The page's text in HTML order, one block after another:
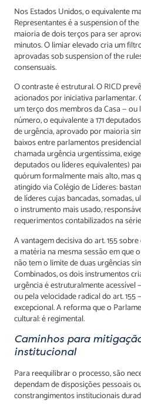
Nos Estados Unidos, o equivalente
Representantes é a suspension of
maioria de dois terços para ser
minutos. O limiar elevado cria um
aprovadas sob suspension of the
consensuais.
O contraste é estrutural. O RICD
acionados por iniciativa parlamentar.
um terço dos membros da Casa —
número, o equivalente a 171
de urgência, aprovado por maioria
baixos entre parlamentos
chamada urgência urgentíssima,
deputados ou líderes equivalentes)
quórum formalmente mais alto, mas
atingido via Colégio de Líderes:
de líderes cujas bancadas, somadas,
o instrumento mais usado,
requerimentos contabilizados na
A vantagem decisiva do art. 155
a matéria na mesma sessão em que
não tem o limite de duas urgências
Combinados, os dois instrumentos
urgência é estruturalmente acessível
ou pela velocidade radical do art.
excepcional. A reforma que o
cultural: é regimental.
Caminhos para
institucional
Para reequilibrar o processo, são
dependam de disposições pessoais
constrangimentos institucionais